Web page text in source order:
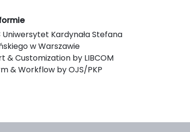
Uniwersytet Kardynała Stefana
w Warszawie
& Customization by LIBCOM
& Workflow by OJS/PKP